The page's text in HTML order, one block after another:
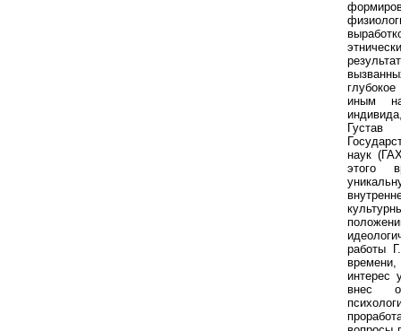
иным
наук
этого
работы
интерес
внес